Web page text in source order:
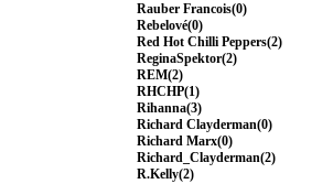
Rauber Francois(0)
Rebelové(0)
Red Hot Chilli Peppers(2)
ReginaSpektor(2)
REM(2)
RHCHP(1)
Rihanna(3)
Richard Clayderman(0)
Richard Marx(0)
Richard_Clayderman(2)
R.Kelly(2)